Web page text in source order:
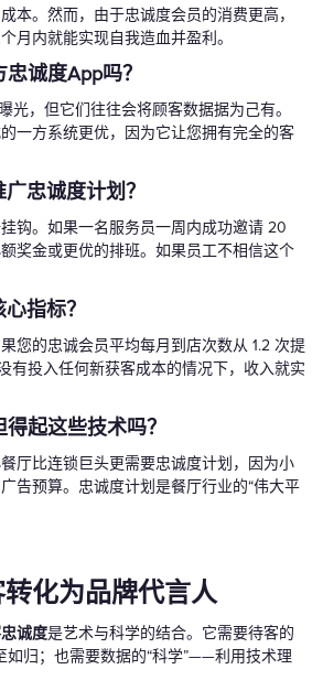
本。然而，由于忠诚度会员的消费更高，
月内就能实现自我造血并盈利。
诚度App吗？
光，但它们往往会将顾客数据据为己有。
一方系统更优，因为它让您拥有完全的客
忠诚度计划？
钩。如果一名服务员一周内成功邀请 20
奖金或更优的排班。如果员工不相信这个
指标？
您的忠诚会员平均每月到店次数从 1.2 次提
有投入任何新获客成本的情况下，收入就实
起这些技术吗？
厅比连锁巨头更需要忠诚度计划，因为小
告预算。忠诚度计划是餐厅行业的“伟大平
化为品牌代言人
诚度是艺术与科学的结合。它需要待客的
归；也需要数据的“科学”——利用技术理